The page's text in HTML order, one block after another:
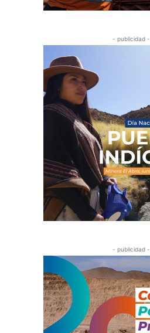
- publicidad -
- publicidad -